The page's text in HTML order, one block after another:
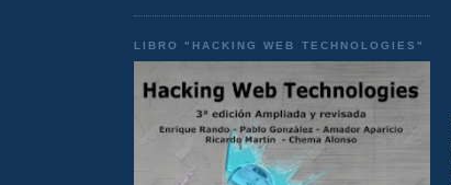
LIBRO "HACKING WEB TECHNOLOGIES"